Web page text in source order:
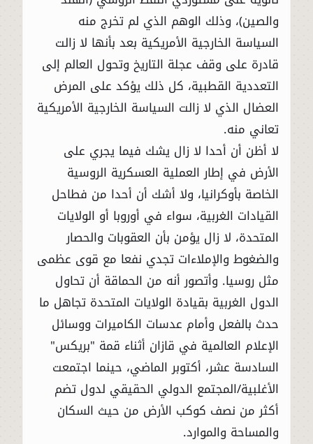
والصين)، وذلك الوهم الذي لم تخرج منه
السياسة الخارجية الأمريكية بعد بأنها لا زالت
قادرة على وقف عجلة التاريخ وتحول العالم إلى
التعددية القطبية، كل ذلك يؤكد على المرض
العضال الذي لا زالت السياسة الخارجية الأمريكية
تعاني منه.
لا أظن أن أحدا لا زال يشك فيما يجري على
الأرض في إطار العملية العسكرية الروسية
الخاصة بأوكرانيا، ولا أشك أن أحدا من فطاحل
القيادات الغربية، سواء في أوروبا أو الولايات
المتحدة، لا زال يؤمن بأن العقوبات والحصار
والضغوط والإملاءات تجدي نفعا مع قوى عظمى
مثل روسيا. وأتصور أنه من الحماقة أن تحاول
الدول الغربية بقيادة الولايات المتحدة تجاهل ما
حدث بالفعل وأمام عدسات الكاميرات ووسائل
الإعلام العالمية في قازان أثناء قمة "بريكس"
السادسة عشر، أكتوبر الماضي، حينما اجتمعت
الأغلبية/المجتمع الدولي الحقيقي لدول تضم
أكثر من نصف كوكب الأرض من حيث السكان
والمساحة والموارد.